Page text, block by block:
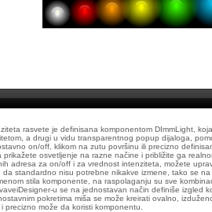
rasvete je definisana komponentom DImmLight,
a drugi u vidu transparentnog popup dijaloga,
on/off, klikom na zutu površinu ili precizno
prikažete osvetljenje na razne načine i približite ga
adresa za on/off i za vrednost intenziteta, možete
da standardno nisu potrebne nikakve izmene, tako se
stila komponente, na raspolaganju su sve
u se na jednostavan način definiše izgled
pokretima miša se može kreirati ovalno,
precizno može da koristi komponentu.